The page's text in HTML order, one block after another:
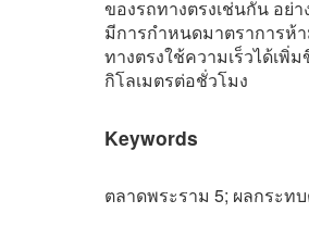
ของรถทางตรงเช่นกัน อย่
มีการกําหนดมาตราการห้
ทางตรงใช้ความเร็วได้เพิ่
กิโลเมตรต่อชั่วโมง
Keywords
ตลาดพระราม 5; ผลกระท